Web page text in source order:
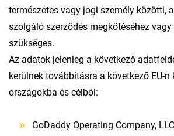
természetes vagy jogi személy közötti,
szolgáló szerződés megkötéséhez
szükséges.
Az adatok jelenleg a következő
kerülnek továbbításra a következő EU-
országokba és célból:
GoDaddy Operating Company,